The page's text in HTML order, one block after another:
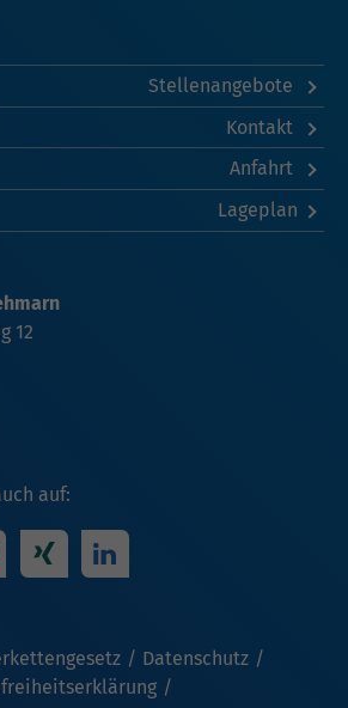
Stellenangebote
Kontakt
Anfahrt
Lageplan
auf:
Datenschutz
12